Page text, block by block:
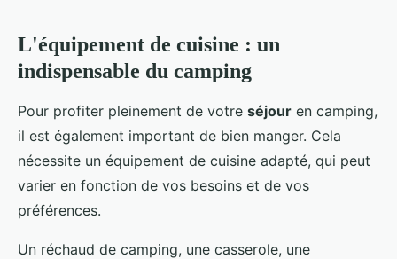
L'équipement de cuisine : un
indispensable du camping
Pour profiter pleinement de votre séjour en camping,
il est également important de bien manger. Cela
nécessite un équipement de cuisine adapté, qui peut
varier en fonction de vos besoins et de vos
préférences.
Un réchaud de camping, une casserole, une